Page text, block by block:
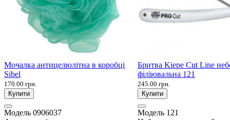
Мочалка антицелюлітна в коробці
Sibel
170.00 грн.
Купити
Модель 0906037
Бритва Kiepe Cut Line
філіювальна 121
245.00 грн.
Купити
Модель 121